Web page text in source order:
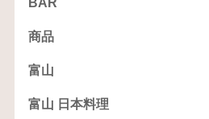
商品
富山
富山 日本料理